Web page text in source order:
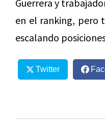
Guerrera y
en el ranking, pero
escalando
Twitter